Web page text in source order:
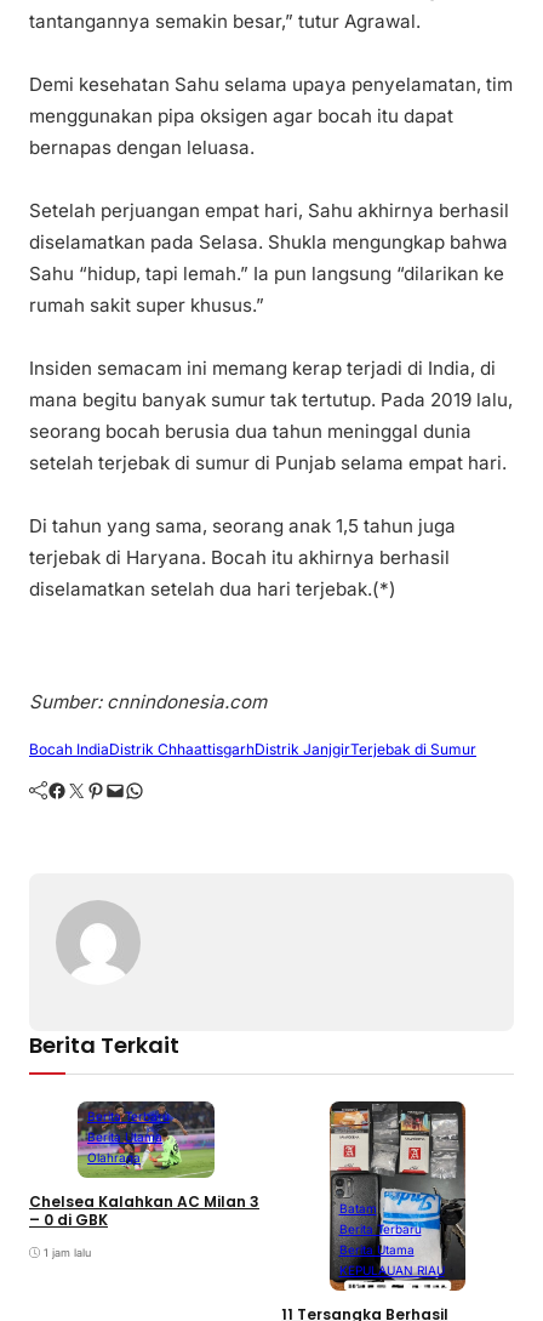
tantangannya semakin besar,” tutur Agrawal.
Demi kesehatan Sahu selama upaya penyelamatan, tim
menggunakan pipa oksigen agar bocah itu dapat
bernapas dengan leluasa.
Setelah perjuangan empat hari, Sahu akhirnya berhasil
diselamatkan pada Selasa. Shukla mengungkap bahwa
Sahu “hidup, tapi lemah.” Ia pun langsung “dilarikan ke
rumah sakit super khusus.”
Insiden semacam ini memang kerap terjadi di India, di
mana begitu banyak sumur tak tertutup. Pada 2019 lalu,
seorang bocah berusia dua tahun meninggal dunia
setelah terjebak di sumur di Punjab selama empat hari.
Di tahun yang sama, seorang anak 1,5 tahun juga
terjebak di Haryana. Bocah itu akhirnya berhasil
diselamatkan setelah dua hari terjebak.(*)
Sumber: cnnindonesia.com
Bocah IndiaDistrik ChhaattisgarhDistrik JanjgirTerjebak di Sumur
Facebook Twitter Pinterest Mail WhatsApp
Berita Terkait
Berita Terbaru
Berita Utama
Olahraga
Chelsea Kalahkan AC Milan 3
– 0 di GBK
1 jam lalu
Batam
Berita Terbaru
Berita Utama
KEPULAUAN RIAU
11 Tersangka Berhasil